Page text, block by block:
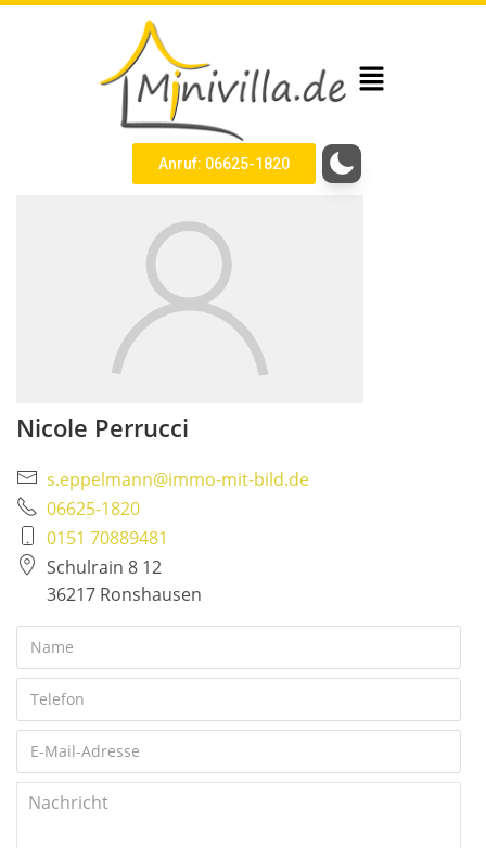
Anruf: 06625-1820
Nicole Perrucci
s.eppelmann@immo-mit-bild.de
06625-1820
0151 70889481
Schulrain 8 12
36217 Ronshausen